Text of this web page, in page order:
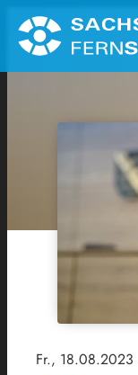
Fr., 18.08.2023